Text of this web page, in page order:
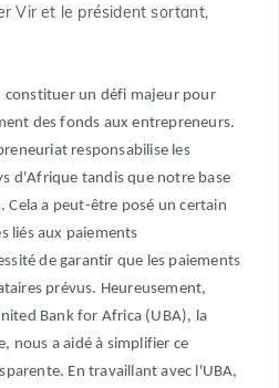
Vir et le président sortant,
constituer un défi majeur pour
des fonds aux entrepreneurs.
responsabilise les
d'Afrique tandis que notre base
Cela a peut-être posé un certain
liés aux paiements
de garantir que les paiements
prévus. Heureusement,
Bank for Africa (UBA), la
nous a aidé à simplifier ce
En travaillant avec l'UBA,